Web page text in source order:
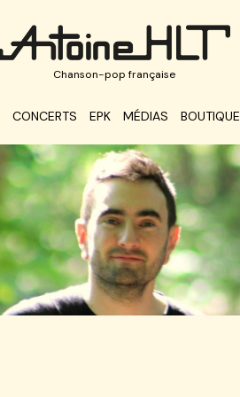
Chanson-pop française
CONCERTS EPK MÉDIAS BOUTIQUE